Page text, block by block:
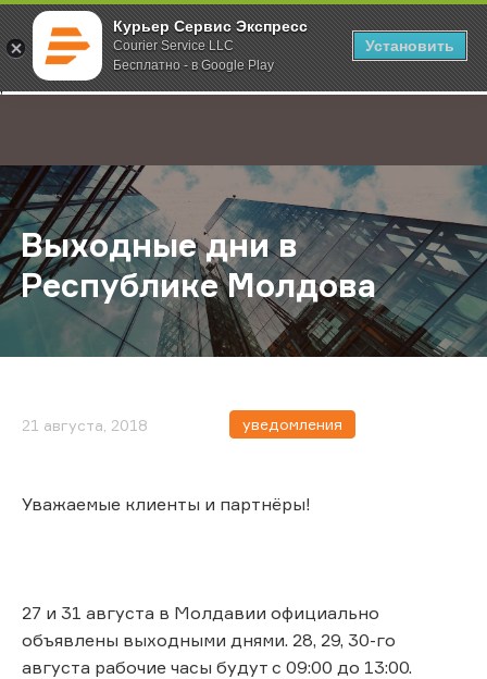
Курьер Сервис Экспресс
Courier Service LLC
Бесплатно - в Google Play
Установить
;
Главная О компании Новости Выходные дни в Республике
Выходные дни в
Республике Молдова
21 августа, 2018 уведомления
Уважаемые клиенты и партнёры!
27 и 31 августа в Молдавии официально
объявлены выходными днями. 28, 29, 30-го
августа рабочие часы будут с 09:00 до 13:00.